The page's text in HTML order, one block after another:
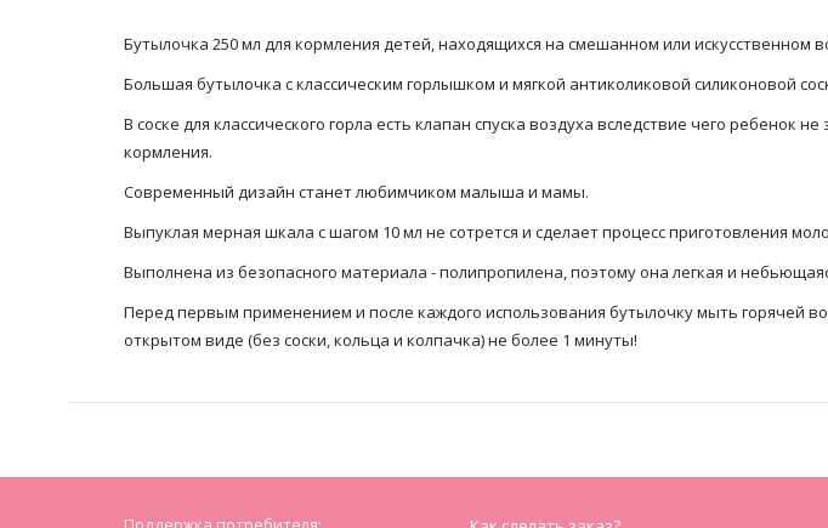
Бутылочка 250 мл для кормления детей, находящихся на смешанном или искусственном
Большая бутылочка с классическим горлышком и мягкой антиколиковой силиконовой
В соске для классического горла есть клапан спуска воздуха вследствие чего ребенок
кормления.
Современный дизайн станет любимчиком малыша и мамы.
Выпуклая мерная шкала с шагом 10 мл не сотрется и сделает процесс приготовления
Выполнена из безопасного материала - полипропилена, поэтому она легкая и
Перед первым применением и после каждого использования бутылочку мыть горячей
открытом виде (без соски, кольца и колпачка) не более 1 минуты!